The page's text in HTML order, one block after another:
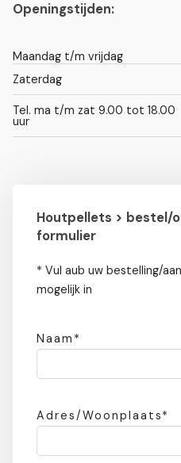
Openingstijden:
Maandag t/m vrijdag
Zaterdag
Tel. ma t/m zat 9.00 tot 18.00
uur
Houtpellets > bestel/
formulier
* Vul aub uw bestelling/
mogelijk in
Naam*
Adres/Woonplaats*